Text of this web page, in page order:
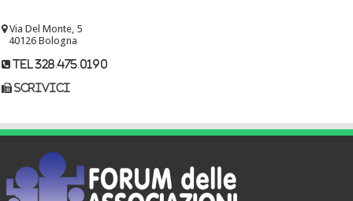
Via Del Monte, 5
40126 Bologna
tel 328.475.0190
scrivici